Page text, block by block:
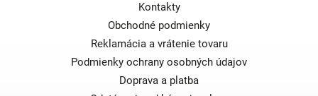
Kontakty
Obchodné podmienky
Reklamácia a vrátenie tovaru
Podmienky ochrany osobných údajov
Doprava a platba